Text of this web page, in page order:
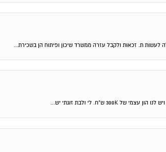
לעשות ת. זכאות ולקבל עזרה ממשרד שיכון ופיתוח הן בשכירת...